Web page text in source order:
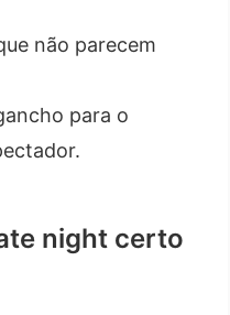
não parecem
para o
night certo